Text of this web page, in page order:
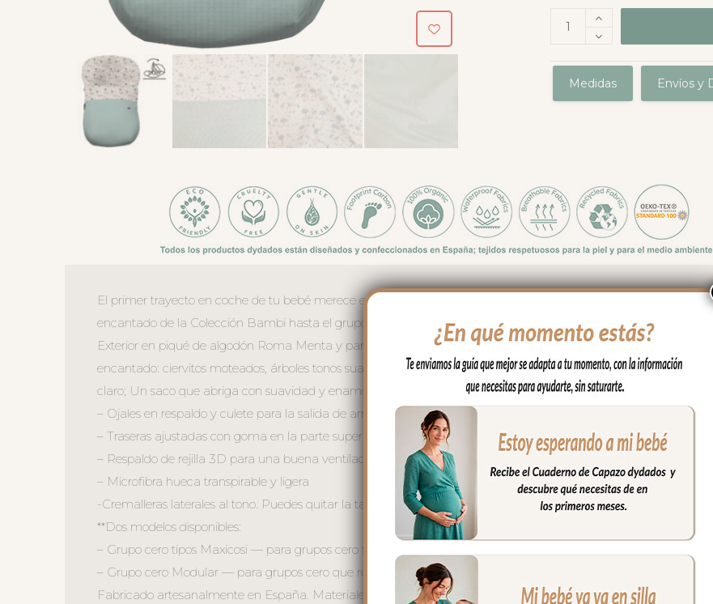
Medidas Envíos y
El primer trayecto en coche de tu bebé merece estar rodeado de ciervitos. El saco Grupo Cero Bambi Azulado
encantado de la Colección Bambi hasta el grupo cero, con la misma calidad y ternura de siempre.
Exterior en piqué de algodón Roma Menta y para el interior suave villela estampada con el universo Bambi del
encantado: ciervitos moteados, árboles tonos suaves, mariposas, florecillas y hojitas haciendo contrastes de color,
claro; Un saco que abriga con suavidad y enamora con cada vuelta de rueda.
– Ojales en respaldo y culete para la salida de arneses.
– Traseras ajustadas con goma en la parte superior y en la inferior para que quede bien sujeta.
– Respaldo de rejilla 3D para una buena ventilación
– Microfibra hueca transpirable y ligera
-Cremalleras laterales al tono. Puedes quitar la tapa y te queda la funda.
**Dos modelos disponibles:
– Grupo cero tipos Maxicosi — para grupos cero fijos tipo maxicosi
– Grupo cero Modular — para grupos cero que reclinan
Fabricado artesanalmente en España. Materiales certificados y libres de sustancias nocivas. El Saco de Silla